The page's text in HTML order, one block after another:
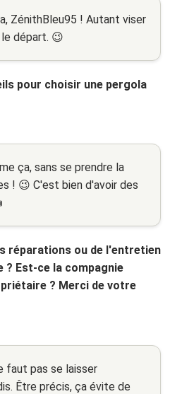
ZénithBleu95 ! Autant viser
départ. 😉
pour choisir une pergola
ça, sans se prendre la
! 😉 C'est bien d'avoir des
réparations ou de l'entretien
? Est-ce la compagnie
? Merci de votre
faut pas se laisser
Être précis, ça évite de